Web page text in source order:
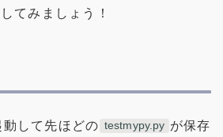
てみましょう！
して先ほどの testmypy.py が保存